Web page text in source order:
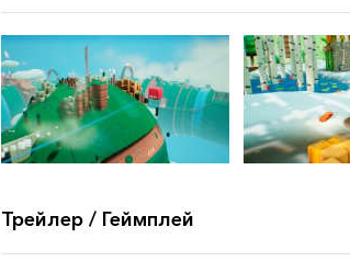
Трейлер / Геймплей